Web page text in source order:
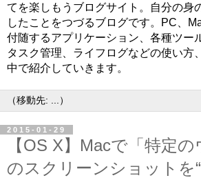
てを楽しもうブログサイト。自分の身
したことをつづるブログです。PC、
付随するアプリケーション、各種ツー
タスク管理、ライフログなどの使い方
中で紹介していきます。
2015-01-29
【OS X】Macで「特定の
のスクリーンショットを